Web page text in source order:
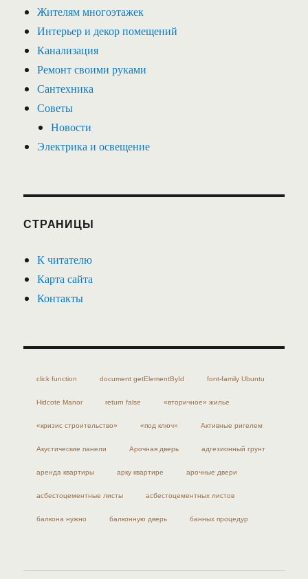
Жителям многоэтажек
Интерьер и декор помещений
Канализация
Ремонт своими руками
Сантехника
Советы
Новости
Электрика и освещение
СТРАНИЦЫ
К читателю
Карта сайта
Контакты
click function document getElementById font-family Ubuntu
Hidcote Manor return false «вторичное» жилье
«кризис строительство» «под ключ» Активные ригелем
Акустические панели Арочная дверь адгезионный грунт
аренда квартиры арку квартире арочные двери
асбестоцементные листы асбестоцементных листов
балкона нужно балконную дверь банных процедур